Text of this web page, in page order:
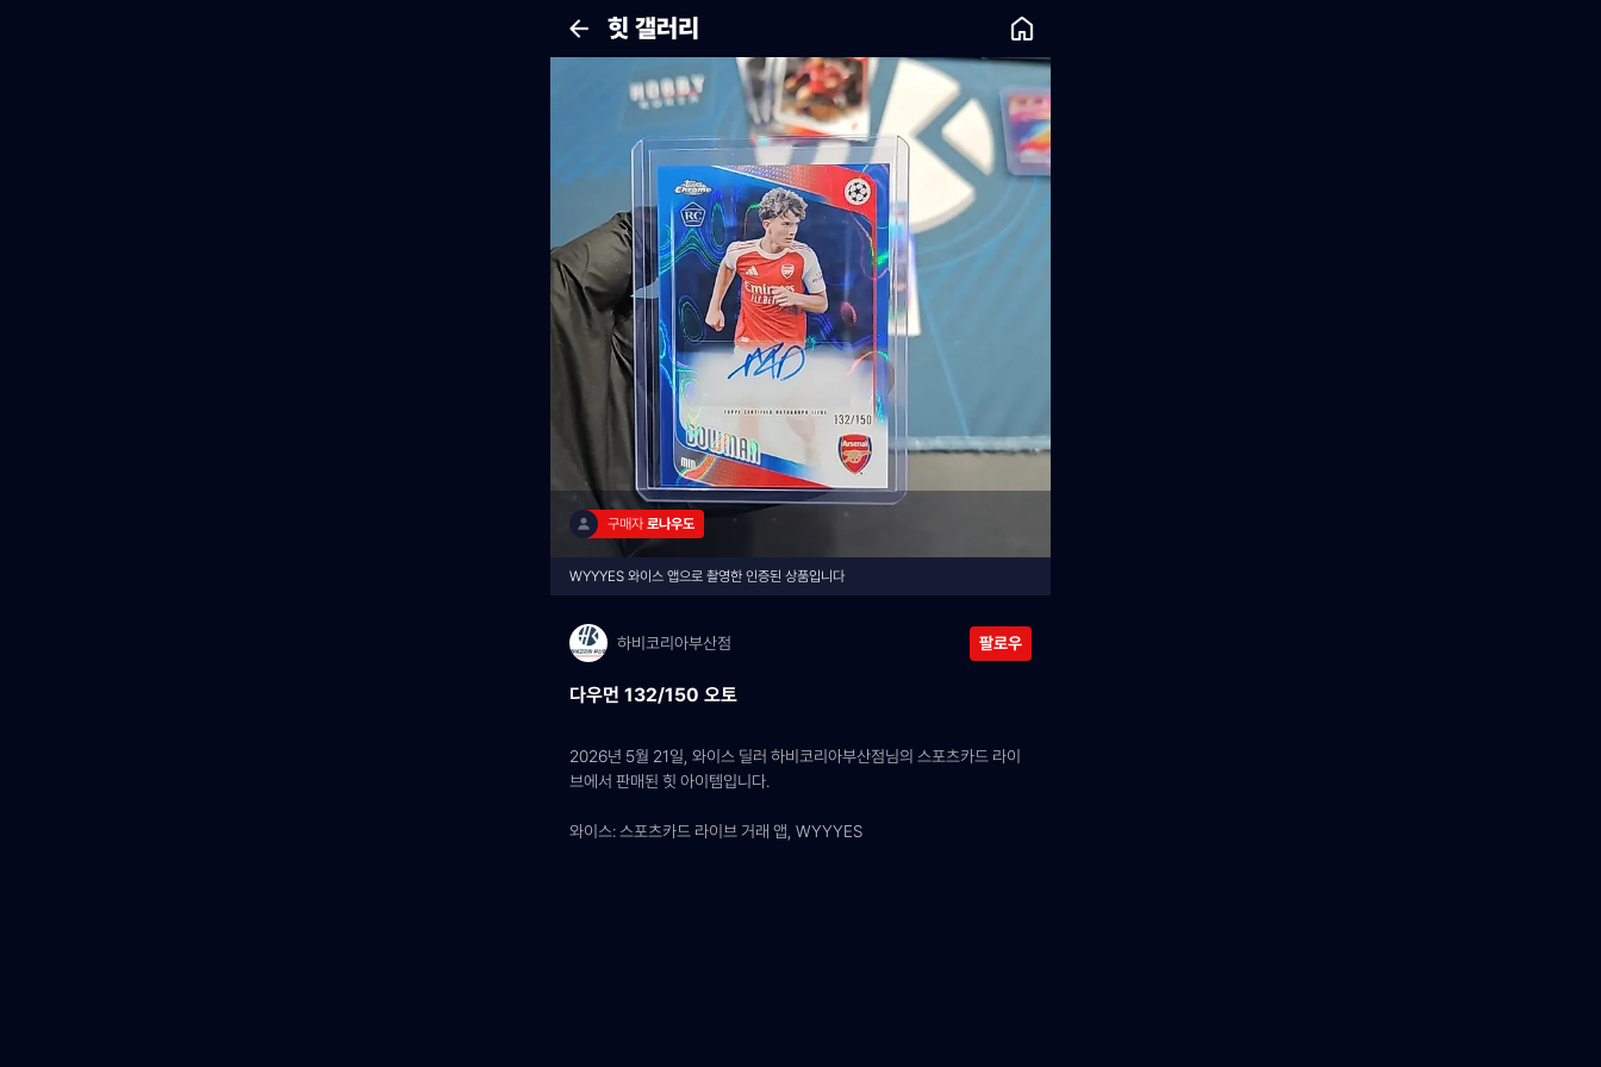
힛 갤러리
구매자 로나우도
WYYYES 와이스 앱으로 촬영한 인증된 상품입니다
하비코리아부산점 팔로우
다우먼 132/150 오토
2026년 5월 21일, 와이스 딜러 하비코리아부산점님의 스포츠카드 라이
브에서 판매된 힛 아이템입니다.
와이스: 스포츠카드 라이브 거래 앱, WYYYES